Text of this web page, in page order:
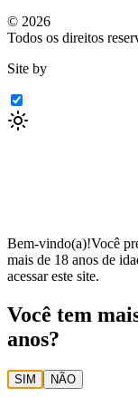
© 2026
Todos os direitos
Site by
Bem-vindo(a)!Você
mais de 18 anos de
acessar este site.
Você tem
anos?
SIM NÃO